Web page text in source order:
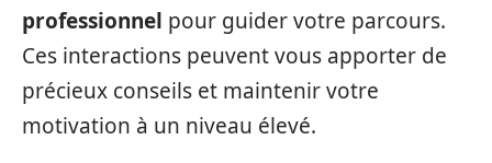
professionnel pour guider votre parcours.
Ces interactions peuvent vous apporter de
précieux conseils et maintenir votre
motivation à un niveau élevé.